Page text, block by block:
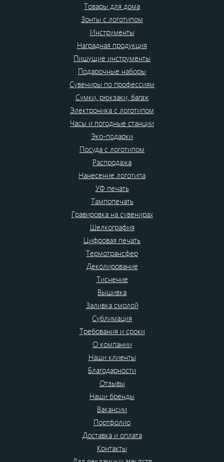
Товары для дома
Зонты с логотипом
Инструменты
Наградная продукция
Пишущие инструменты
Подарочные наборы
Сувениры по профессиям
Сумки, рюкзаки, багаж
Электроника с логотипом
Часы и погодные станции
Эко-подарки
Посуда с логотипом
Распродажа
Нанесение логотипа
УФ печать
Тампопечать
Гравировка на сувенирах
Шелкография
Цифровая печать
Термотрансфер
Деколирование
Тиснение
Вышивка
Заливка смолой
Сублимация
Требования и сроки
О компании
Наши клиенты
Благодарности
Отзывы
Наши бренды
Вакансии
Портфолио
Доставка и оплата
Контакты